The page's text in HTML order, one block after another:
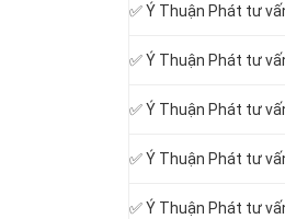
✅ Ý Thuận Phát tư
✅ Ý Thuận Phát tư
✅ Ý Thuận Phát tư
✅ Ý Thuận Phát tư
✅ Ý Thuận Phát tư